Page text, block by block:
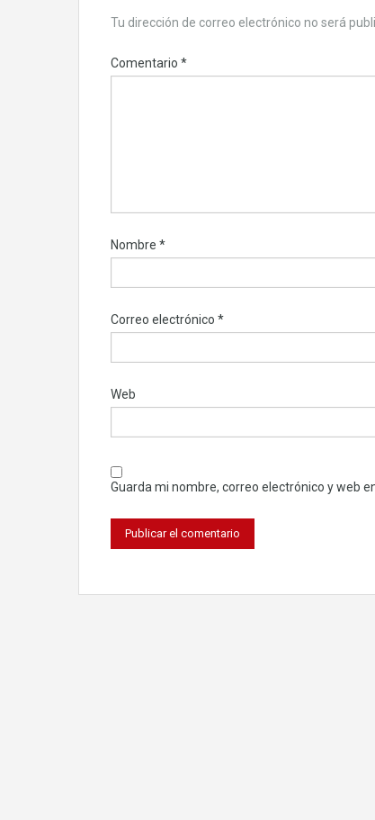
Tu dirección de correo electrónico no será
Comentario *
Nombre *
Correo electrónico *
Web
Guarda mi nombre, correo electrónico y web